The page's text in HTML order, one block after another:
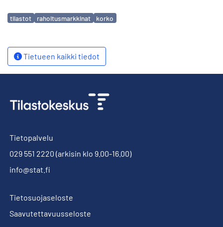
Avainsanat
tilastot rahoitusmarkkinat korko
Tietueen kaikki tiedot
Tietopalvelu
029 551 2220 (arkisin klo 9.00-16.00)
info@stat.fi
Tietosuojaseloste
Saavutettavuusseloste